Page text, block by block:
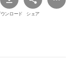
ンロード シェア